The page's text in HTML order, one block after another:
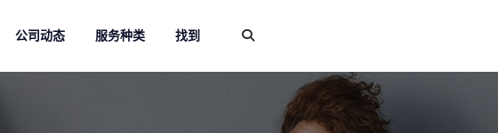
公司动态 服务种类 找到